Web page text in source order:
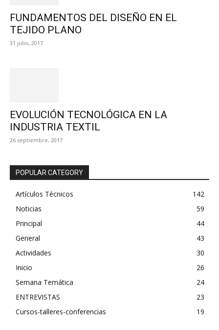
FUNDAMENTOS DEL DISEÑO EN EL
TEJIDO PLANO
31 julio, 2017
EVOLUCIÓN TECNOLÓGICA EN LA
INDUSTRIA TEXTIL
26 septiembre, 2017
POPULAR CATEGORY
Artículos Técnicos
142
Noticias
59
Principal
44
General
43
Actividades
30
Inicio
26
Semana Temática
24
ENTREVISTAS
23
Cursos-talleres-conferencias
19